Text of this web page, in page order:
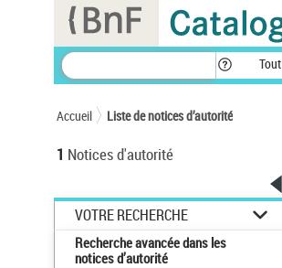
Tout
Accueil Liste de notices d’autorité
1 Notices d'autorité
VOTRE RECHERCHE
Recherche avancée dans les
notices d’autorité
Panneau de gestion des cookies